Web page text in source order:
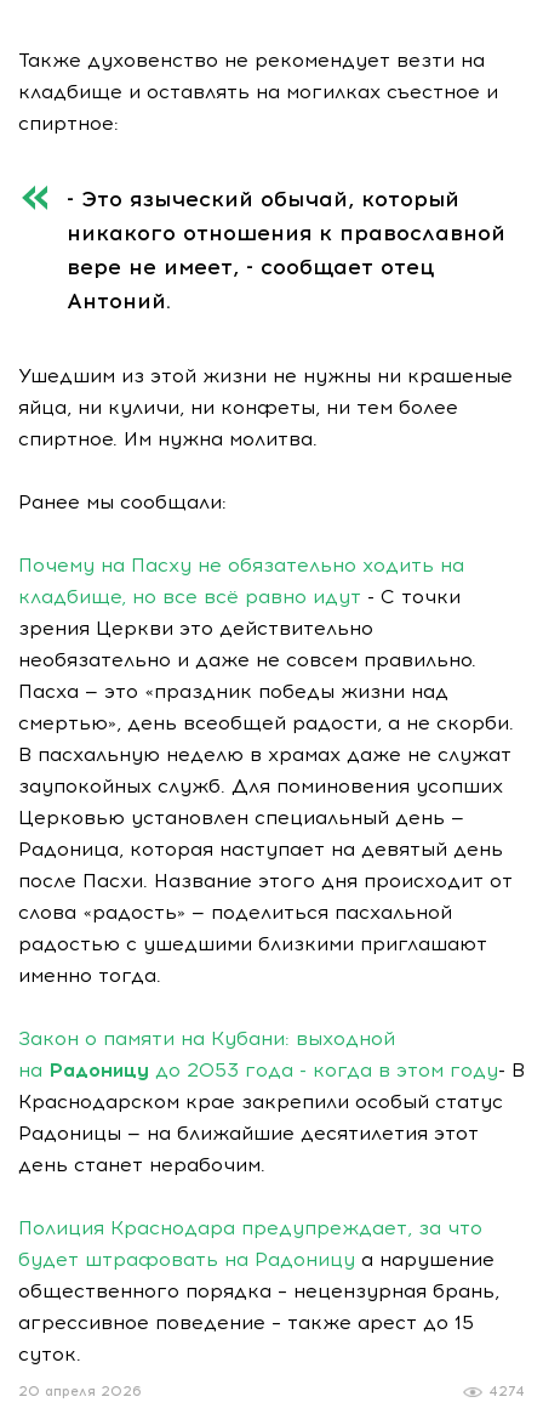
Также духовенство не рекомендует везти на
кладбище и оставлять на могилках съестное и
спиртное:
- Это языческий обычай, который
никакого отношения к православной
вере не имеет, - сообщает отец
Антоний.
Ушедшим из этой жизни не нужны ни крашеные
яйца, ни куличи, ни конфеты, ни тем более
спиртное. Им нужна молитва.
Ранее мы сообщали:
Почему на Пасху не обязательно ходить на
кладбище, но все всё равно идут - С точки
зрения Церкви это действительно
необязательно и даже не совсем правильно.
Пасха — это «праздник победы жизни над
смертью», день всеобщей радости, а не скорби.
В пасхальную неделю в храмах даже не служат
заупокойных служб. Для поминовения усопших
Церковью установлен специальный день —
Радоница, которая наступает на девятый день
после Пасхи. Название этого дня происходит от
слова «радость» — поделиться пасхальной
радостью с ушедшими близкими приглашают
именно тогда.
Закон о памяти на Кубани: выходной
на Радоницу до 2053 года - когда в этом году- В
Краснодарском крае закрепили особый статус
Радоницы — на ближайшие десятилетия этот
день станет нерабочим.
Полиция Краснодара предупреждает, за что
будет штрафовать на Радоницу а нарушение
общественного порядка – нецензурная брань,
агрессивное поведение – также арест до 15
суток.
4274
20 апреля 2026